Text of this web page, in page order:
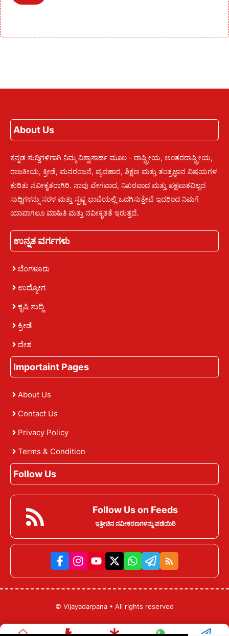
About Us
ಕನ್ನಡ ಸುದ್ದಿಗಳಿಗಾಗಿ ನಿಮ್ಮ ವಿಶ್ವಾಸಾರ್ಹ ಮೂಲ - ರಾಷ್ಟ್ರೀಯ, ಅಂತರರಾಷ್ಟ್ರೀಯ,
ರಾಜಕೀಯ, ಕ್ರೀಡೆ, ಮನರಂಜನೆ, ವ್ಯವಹಾರ, ಶಿಕ್ಷಣ ಮತ್ತು ತಂತ್ರಜ್ಞಾನ ವಿಷಯಗಳ
ಕುರಿತು ನವೀಕೃತರಾಗಿರಿ. ನಾವು ವೇಗವಾದ, ನಿಖರವಾದ ಮತ್ತು ಪಕ್ಷಪಾತವಿಲ್ಲದ
ಸುದ್ದಿಗಳನ್ನು ಸರಳ ಮತ್ತು ಸ್ಪಷ್ಟ ಭಾಷೆಯಲ್ಲಿ ಒದಗಿಸುತ್ತೇವೆ ಇದರಿಂದ ನಿಮಗೆ
ಯಾವಾಗಲೂ ಮಾಹಿತಿ ಮತ್ತು ನವೀಕೃತತೆ ಇರುತ್ತದೆ.
ಉನ್ನತ ವರ್ಗಗಳು
ಬೆಂಗಳೂರು
ಉದ್ಯೋಗ
ಕೃಷಿ ಸುದ್ದಿ
ಕ್ರೀಡೆ
ದೇಶ
Importaint Pages
About Us
Contact Us
Privacy Policy
Terms & Condition
Follow Us
Follow Us on Feeds
ಇತ್ತೀಚಿನ ನವೀಕರಣಗಳನ್ನು ಪಡೆಯಿರಿ
© Vijayadarpana • All rights reserved